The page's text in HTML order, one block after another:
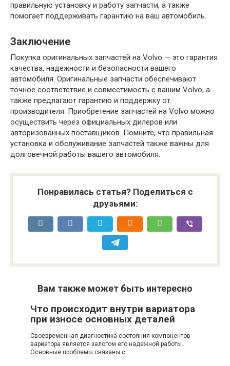
правильную установку и работу запчасти, а также
помогает поддерживать гарантию на ваш автомобиль.
Заключение
Покупка оригинальных запчастей на Volvo — это гарантия
качества, надежности и безопасности вашего
автомобиля. Оригинальные запчасти обеспечивают
точное соответствие и совместимость с вашим Volvo, а
также предлагают гарантию и поддержку от
производителя. Приобретение запчастей на Volvo можно
осуществить через официальных дилеров или
авторизованных поставщиков. Помните, что правильная
установка и обслуживание запчастей также важны для
долговечной работы вашего автомобиля.
Понравилась статья? Поделиться с
друзьями:
Вам также может быть интересно
Что происходит внутри вариатора
при износе основных деталей
Своевременная диагностика состояния компонентов
вариатора является залогом его надежной работы.
Основные проблемы связаны с